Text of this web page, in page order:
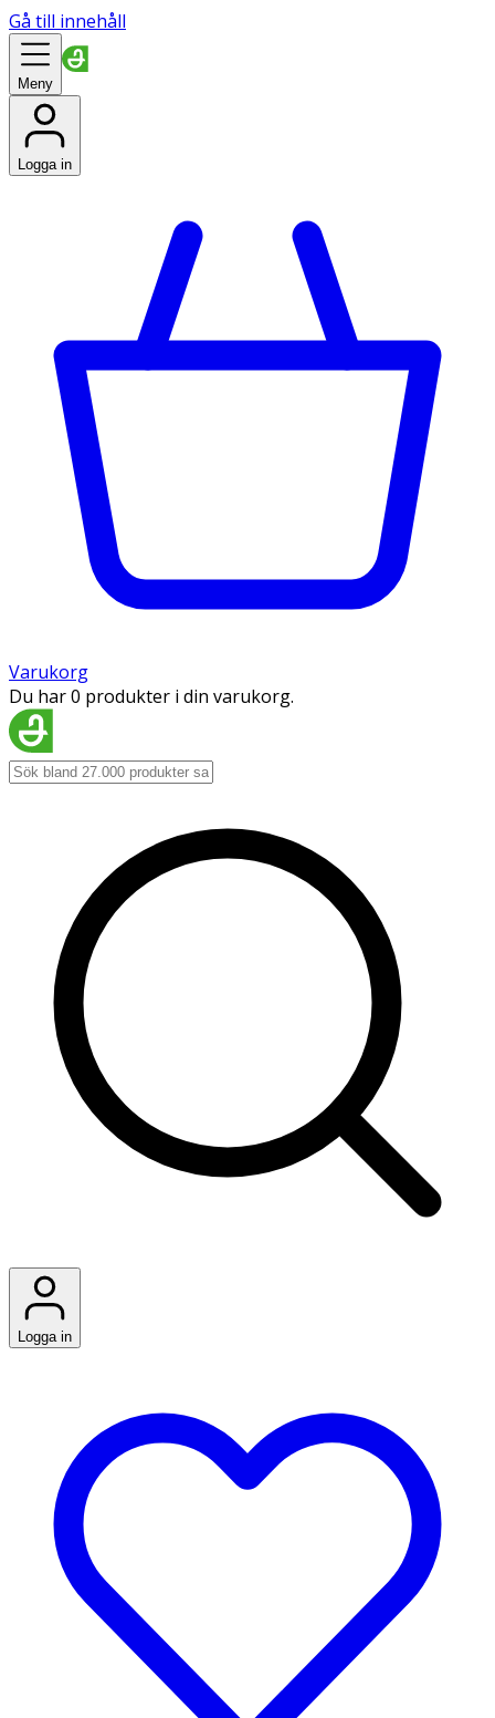
Gå till innehåll
Meny
Logga in
Varukorg
Du har 0 produkter i din varukorg.
Logga in